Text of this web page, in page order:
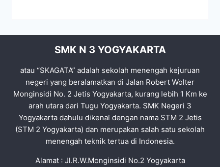
SMK N 3 YOGYAKARTA
atau “SKAGATA” adalah sekolah menengah kejuruan
negeri yang beralamatkan di Jalan Robert Wolter
Monginsidi No. 2 Jetis Yogyakarta, kurang lebih 1 Km ke
arah utara dari Tugu Yogyakarta. SMK Negeri 3
Yogyakarta dahulu dikenal dengan nama STM 2 Jetis
(STM 2 Yogyakarta) dan merupakan salah satu sekolah
menengah teknik tertua di Indonesia.
Alamat : Jl.R.W.Monginsidi No.2 Yogyakarta